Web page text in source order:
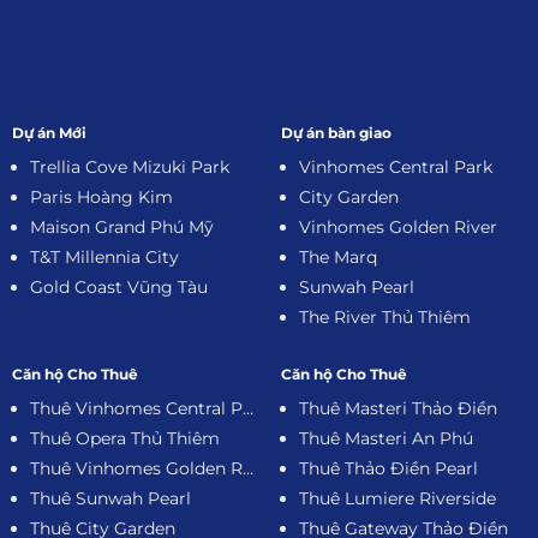
Dự án Mới
Trellia Cove Mizuki Park
Paris Hoàng Kim
Maison Grand Phú Mỹ
T&T Millennia City
Gold Coast Vũng Tàu
Dự án bàn giao
Vinhomes Central Park
City Garden
Vinhomes Golden River
The Marq
Sunwah Pearl
The River Thủ Thiêm
Căn hộ Cho Thuê
Thuê Vinhomes Central Park
Thuê Opera Thủ Thiêm
Thuê Vinhomes Golden River
Thuê Sunwah Pearl
Thuê City Garden
Căn hộ Cho Thuê
Thuê Masteri Thảo Điền
Thuê Masteri An Phú
Thuê Thảo Điền Pearl
Thuê Lumiere Riverside
Thuê Gateway Thảo Điền